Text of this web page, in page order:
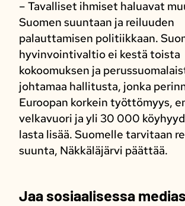
– Tavalliset ihmiset haluavat
Suomen suuntaan ja reiluuden
palauttamisen politiikkaan.
hyvinvointivaltio ei kestä toista
kokoomuksen ja
johtamaa hallitusta, jonka
Euroopan korkein työttömyys,
velkavuori ja yli 30 000
lasta lisää. Suomelle tarvitaan
suunta, Näkkäläjärvi päättää.
Jaa sosiaalisessa